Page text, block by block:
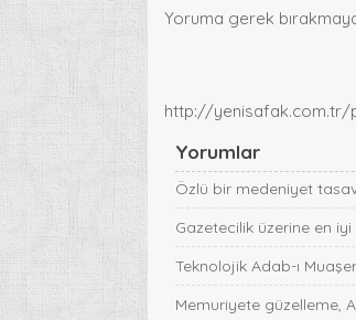
Yoruma gerek
http://yenisafak.com.tr/
Yorumlar
Özlü bir medeniyet
Gazetecilik üzerine en
Teknolojik Adab-ı
Memuriyete güzelleme,